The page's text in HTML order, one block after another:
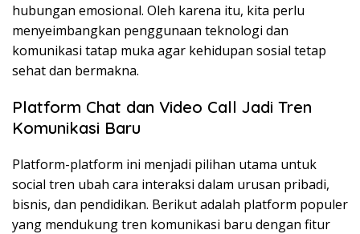
hubungan emosional. Oleh karena itu, kita perlu
menyeimbangkan penggunaan teknologi dan
komunikasi tatap muka agar kehidupan sosial tetap
sehat dan bermakna.
Platform Chat dan Video Call Jadi Tren
Komunikasi Baru
Platform-platform ini menjadi pilihan utama untuk
social tren ubah cara interaksi dalam urusan pribadi,
bisnis, dan pendidikan. Berikut adalah platform populer
yang mendukung tren komunikasi baru dengan fitur